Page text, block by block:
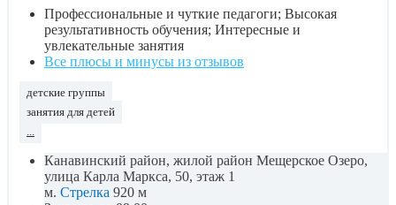
Профессиональные и чуткие педагоги; Высокая
результативность обучения; Интересные и
увлекательные занятия
Все плюсы и минусы из отзывов
детские группы
занятия для детей
Канавинский район, жилой район Мещерское Озеро,
улица Карла Маркса, 50, этаж 1
м. Стрелка 920 м